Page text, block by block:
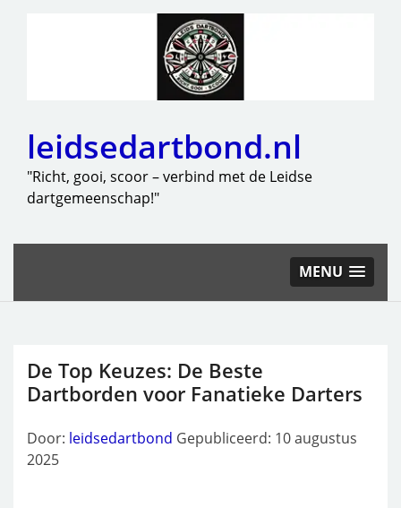
leidsedartbond.nl
"Richt, gooi, scoor – verbind met de Leidse
dartgemeenschap!"
MENU
De Top Keuzes: De Beste
Dartborden voor Fanatieke Darters
Door: leidsedartbond Gepubliceerd: 10 augustus
2025